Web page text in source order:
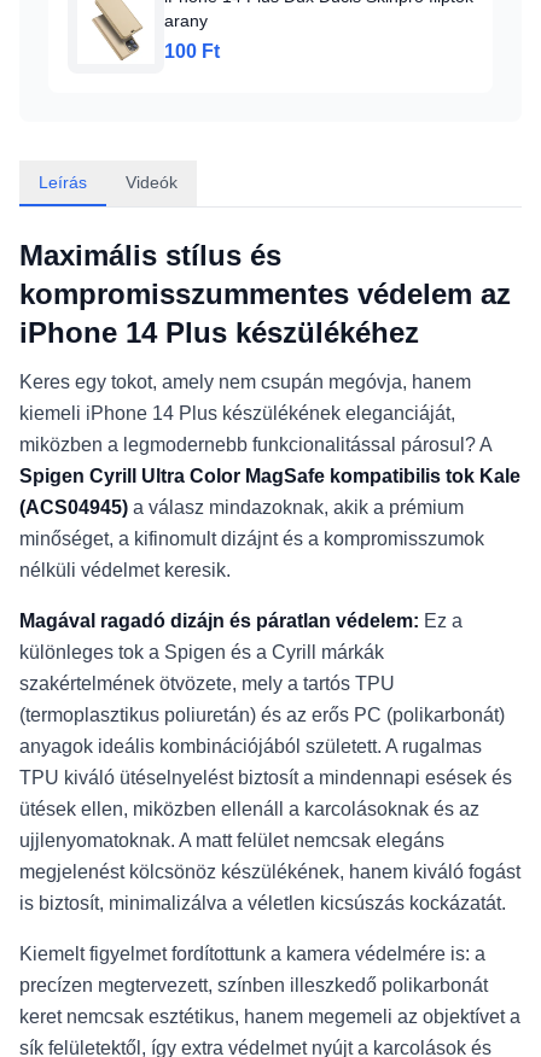
arany
100 Ft
Leírás Videók
Maximális stílus és
kompromisszummentes védelem az
iPhone 14 Plus készülékéhez
Keres egy tokot, amely nem csupán megóvja, hanem
kiemeli iPhone 14 Plus készülékének eleganciáját,
miközben a legmodernebb funkcionalitással párosul? A
Spigen Cyrill Ultra Color MagSafe kompatibilis tok Kale
(ACS04945) a válasz mindazoknak, akik a prémium
minőséget, a kifinomult dizájnt és a kompromisszumok
nélküli védelmet keresik.
Magával ragadó dizájn és páratlan védelem: Ez a
különleges tok a Spigen és a Cyrill márkák
szakértelmének ötvözete, mely a tartós TPU
(termoplasztikus poliuretán) és az erős PC (polikarbonát)
anyagok ideális kombinációjából született. A rugalmas
TPU kiváló ütéselnyelést biztosít a mindennapi esések és
ütések ellen, miközben ellenáll a karcolásoknak és az
ujjlenyomatoknak. A matt felület nemcsak elegáns
megjelenést kölcsönöz készülékének, hanem kiváló fogást
is biztosít, minimalizálva a véletlen kicsúszás kockázatát.
Kiemelt figyelmet fordítottunk a kamera védelmére is: a
precízen megtervezett, színben illeszkedő polikarbonát
keret nemcsak esztétikus, hanem megemeli az objektívet a
sík felületektől, így extra védelmet nyújt a karcolások és